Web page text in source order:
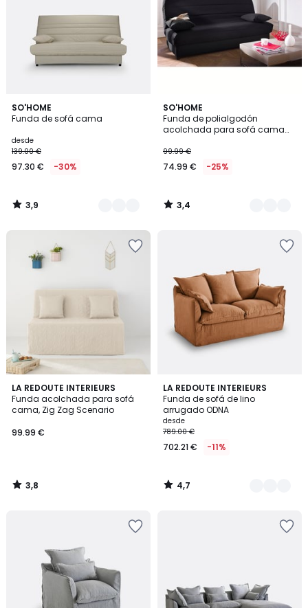
SO'HOME
Funda de sofá cama
desde
139.00 €
97.30 € -30%
3,9
/ 5
6
Colores
3,9
/
SO'HOME
Funda de polialgodón
acolchada para sofá cama
99.99 €
74.99 € -25%
3,4
/ 5
3
Colores
3,4
/
LA REDOUTE INTERIEURS
Funda acolchada para sofá
cama, Zig Zag Scenario
99.99 €
3,8
/ 5
3,8
/
LA REDOUTE INTERIEURS
Funda de sofá de lino
arrugado ODNA
desde
789.00 €
702.21 € -11%
4,7
/ 5
8
Colores
4,7
/